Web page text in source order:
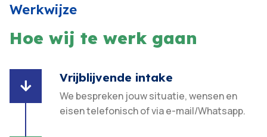
Werkwijze
Hoe wij te werk gaan

Vrijblijvende intake
We bespreken jouw situatie, wensen en
eisen telefonisch of via e-mail/Whatsapp.